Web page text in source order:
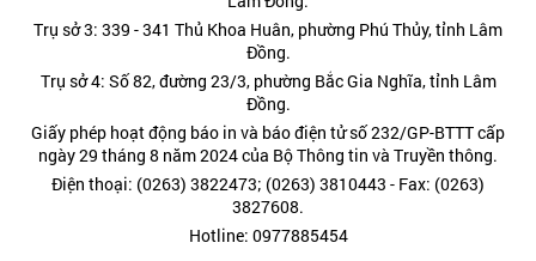
Trụ sở 3: 339 - 341 Thủ Khoa Huân, phường Phú Thủy, tỉnh Lâm
Đồng.
Trụ sở 4: Số 82, đường 23/3, phường Bắc Gia Nghĩa, tỉnh Lâm
Đồng.
Giấy phép hoạt động báo in và báo điện tử số 232/GP-BTTT cấp
ngày 29 tháng 8 năm 2024 của Bộ Thông tin và Truyền thông.
Điện thoại: (0263) 3822473; (0263) 3810443 - Fax: (0263)
3827608.
Hotline: 0977885454